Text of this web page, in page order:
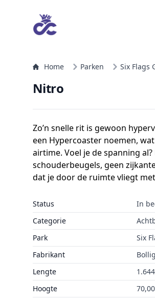
Home Parken Six Flags
Nitro
Zo’n snelle rit is gewoon
een Hypercoaster noemen,
airtime. Voel je de spanning
schouderbeugels, geen
dat je door de ruimte vliegt
Status
In
Categorie
Park
Six
Fabrikant
Lengte
Hoogte